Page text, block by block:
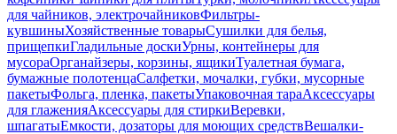
для чайников, электрочайниковФильтры-
кувшиныХозяйственные товарыСушилки для белья,
прищепкиГладильные доскиУрны, контейнеры для
мусораОрганайзеры, корзины, ящикиТуалетная бумага,
бумажные полотенцаСалфетки, мочалки, губки, мусорные
пакетыФольга, пленка, пакетыУпаковочная тараАксессуары
для глаженияАксессуары для стиркиВеревки,
шпагатыЕмкости, дозаторы для моющих средствВешалки-